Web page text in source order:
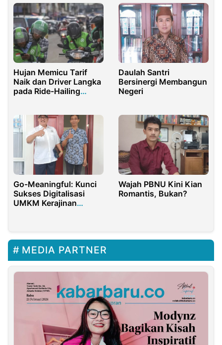
Hujan Memicu Tarif
Naik dan Driver Langka
pada Ride-Hailing
Daulah Santri
Bersinergi Membangun
Negeri
Go-Meaningful: Kunci
Sukses Digitalisasi
UMKM Kerajinan
Wajah PBNU Kini Kian
Romantis, Bukan?
MEDIA PARTNER